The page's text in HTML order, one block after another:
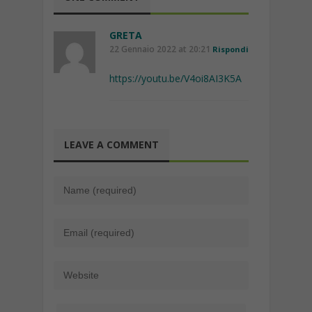
GRETA
22 Gennaio 2022 at 20:21 Rispondi
https://youtu.be/V4oi8AI3K5A
LEAVE A COMMENT